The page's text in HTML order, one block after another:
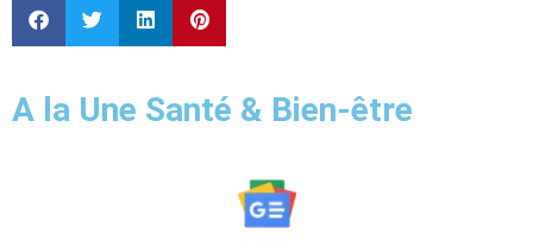
A la Une Santé & Bien-être